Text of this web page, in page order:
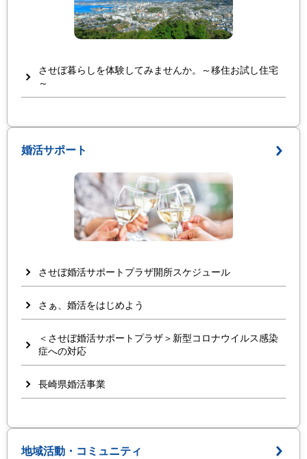
させぼ暮らしを体験してみませんか。～移住お試し住宅
～
婚活サポート
させぼ婚活サポートプラザ開所スケジュール
さぁ、婚活をはじめよう
＜させぼ婚活サポートプラザ＞新型コロナウイルス感染
症への対応
長崎県婚活事業
地域活動・コミュニティ